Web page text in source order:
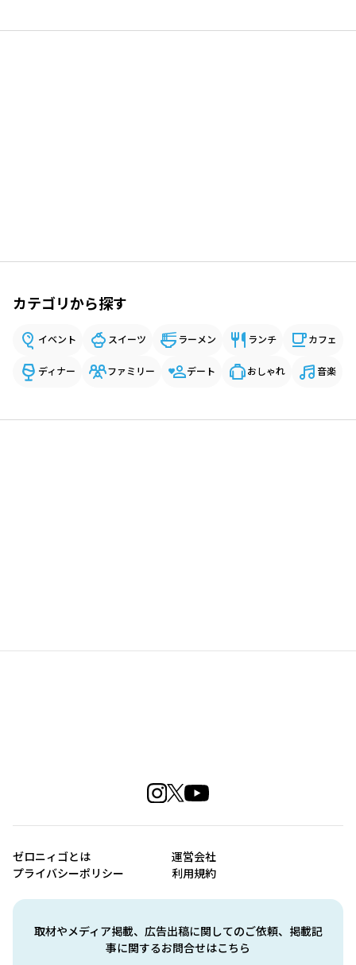
カテゴリから探す
イベント スイーツ ラーメン ランチ カフェ
ディナー ファミリー デート おしゃれ 音楽
取材やメディア掲載、広告出稿に関してのご依頼、掲載記
事に関するお問合せはこちら
ゼロニィゴとは
運営会社
プライバシーポリシー
利用規約